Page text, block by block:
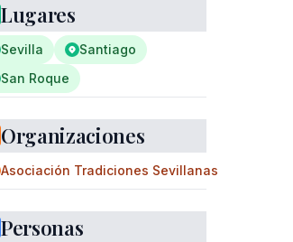
Lugares
Sevilla
Santiago
San Roque
Organizaciones
Asociación Tradiciones Sevillanas
Personas